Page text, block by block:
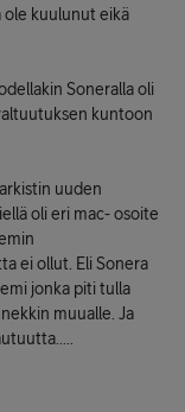
ole kuulunut eikä
Soneralla oli
kuntoon
uuden
oli eri mac- osoite
ei ollut. Eli Sonera
jonka piti tulla
muualle. Ja